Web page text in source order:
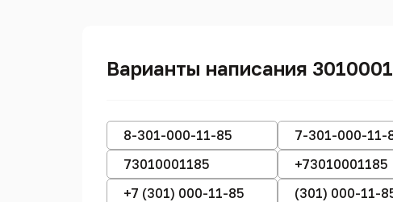
Варианты написания
8-301-000-11-85 7-301-000-11-
73010001185
+73010001185
+7 (301) 000-11-85
(301) 000-11-